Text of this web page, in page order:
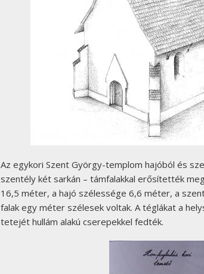
Az egykori Szent György-templom hajóból és
szentély két sarkán – támfalakkal erősítették
16,5 méter, a hajó szélessége 6,6 méter, a
falak egy méter szélesek voltak. A téglákat a
tetejét hullám alakú cserepekkel fedték.